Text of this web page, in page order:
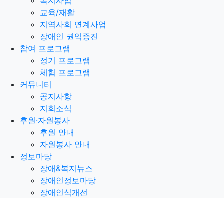
교육/재활
지역사회 연계사업
장애인 권익증진
참여 프로그램
정기 프로그램
체험 프로그램
커뮤니티
공지사항
지회소식
후원·자원봉사
후원 안내
자원봉사 안내
정보마당
장애&복지뉴스
장애인정보마당
장애인식개선